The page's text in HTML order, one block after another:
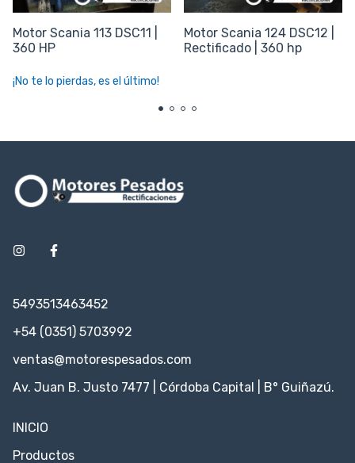
Motor Scania 113 DSC11 |
360 HP
¡No te lo pierdas, es el último!
Motor Scania 124 DSC12 |
Rectificado | 360 hp
5493513463452
+54 (0351) 5703992
ventas@motorespesados.com
Av. Juan B. Justo 7477 | Córdoba Capital | B° Guiñazú.
INICIO
Productos